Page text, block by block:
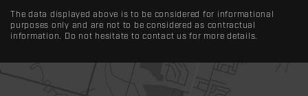
The data displayed above is to be considered for informational
purposes only and are not to be considered as contractual
information. Do not hesitate to contact us for more details.